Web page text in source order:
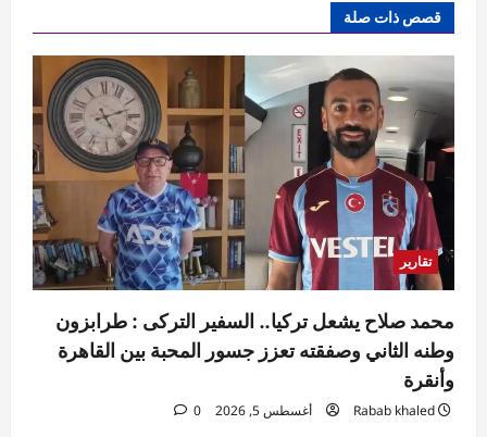
قصص ذات صلة
تقارير
محمد صلاح يشعل تركيا.. السفير التركى : طرابزون
وطنه الثاني وصفقته تعزز جسور المحبة بين القاهرة
وأنقرة
Rabab khaled أغسطس 5, 2026 0